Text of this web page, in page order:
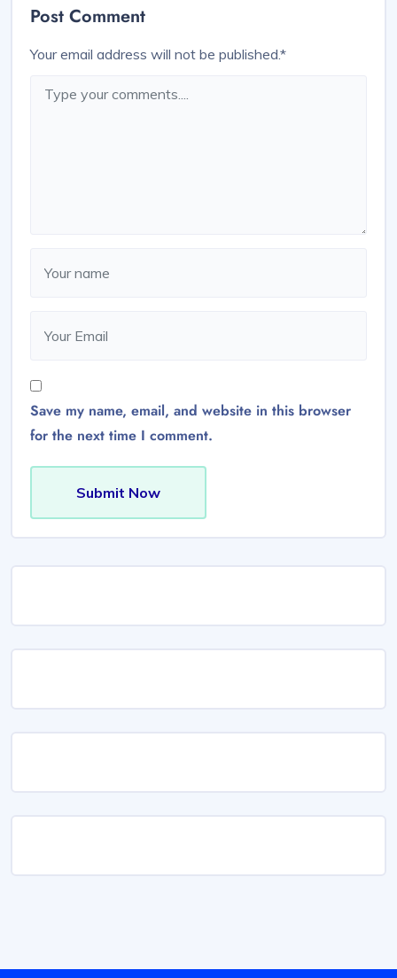
Post Comment
Your email address will not be published.*
Save my name, email, and website in this browser
for the next time I comment.
Submit Now